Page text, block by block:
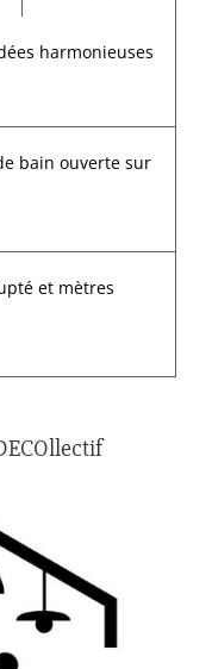
harmonieuses
bain ouverte sur
et mètres